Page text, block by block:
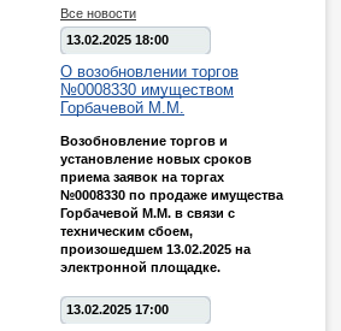
Все новости
13.02.2025 18:00
О возобновлении торгов
№0008330 имуществом
Горбачевой М.М.
Возобновление торгов и
установление новых сроков
приема заявок на торгах
№0008330 по продаже имущества
Горбачевой М.М. в связи с
техническим сбоем,
произошедшем 13.02.2025 на
электронной площадке.
13.02.2025 17:00